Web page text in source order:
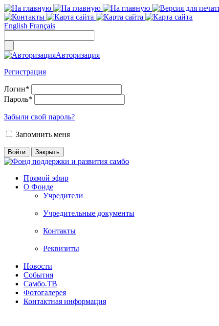
English Français
Авторизация
Регистрация
Логин*
Пароль*
Забыли свой пароль?
Запомнить меня
Прямой эфир
О Фонде
Учредители
Учредительные документы
Контакты
Реквизиты
Новости
События
Самбо.ТВ
Фотогалерея
Контактная информация